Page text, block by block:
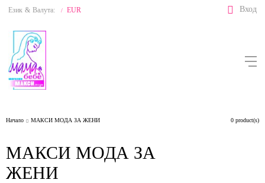
Език & Валута: / EUR Вход
Начало МАКСИ МОДА ЗА ЖЕНИ 0 product(s)
МАКСИ МОДА ЗА
ЖЕНИ